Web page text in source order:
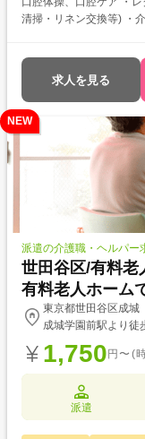
清掃・リネン交換等) ・
求人を見る
NEW
派遣の介護職・ヘルパー
世田谷区/有料老
有料老人ホーム
東京都世田谷区成城
成城学園前駅より徒
1,750 円〜(
派遣